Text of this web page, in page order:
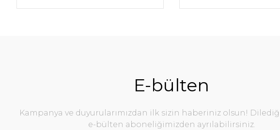
E-bülten
Kampanya ve duyurularımızdan ilk sizin haberiniz olsun!
e-bülten aboneliğimizden ayrılabilirsiniz.